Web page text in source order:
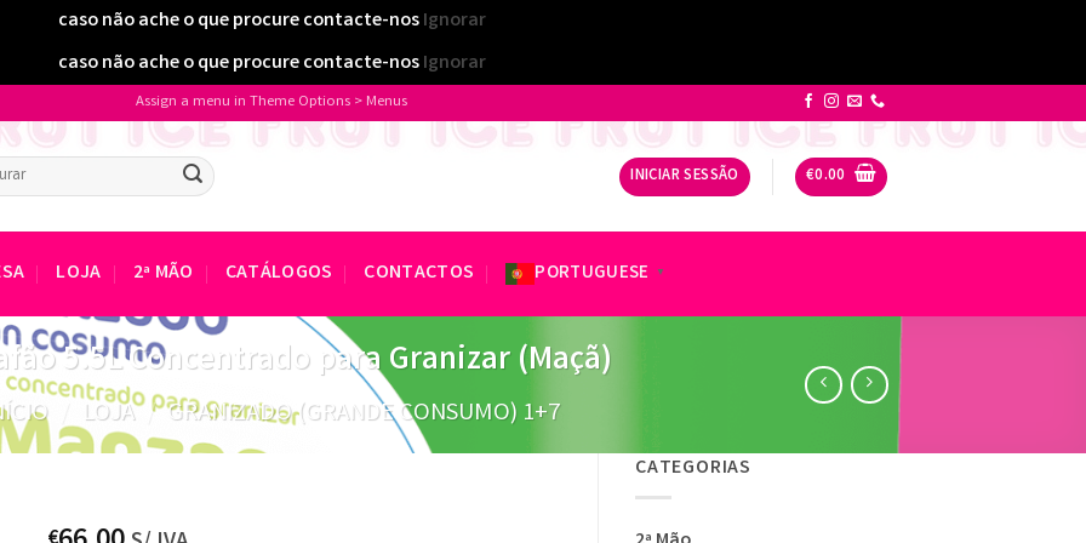
caso não ache o que procure contacte-nosIgnorar
caso não ache o que procure contacte-nosIgnorar
Assign a menu in Theme Options > Menus
INICIAR SESSÃO €0.00
LOJA 2ª MÃO CATÁLOGOS CONTACTOS PORTUGUESE ▼
5.5L Concentrado para Granizar (Maçã)
LOJA / GRANIZADO (GRANDE CONSUMO) 1+7
CATEGORIAS